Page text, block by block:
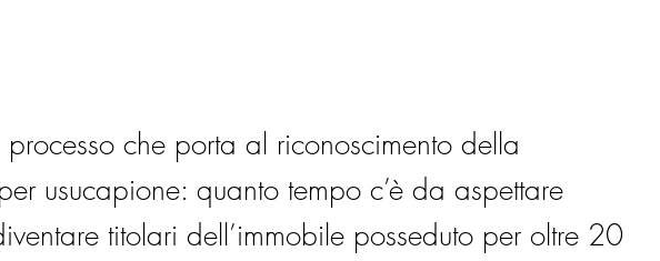
processo che porta al riconoscimento della
usucapione: quanto tempo c’è da aspettare
titolari dell’immobile posseduto per oltre 20